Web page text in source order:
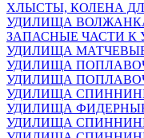
ХЛЫСТЫ, КОЛЕНА
УДИЛИЩА
ЗАПАСНЫЕ ЧАСТИ
УДИЛИЩА
УДИЛИЩА
УДИЛИЩА
УДИЛИЩА
УДИЛИЩА
УДИЛИЩА